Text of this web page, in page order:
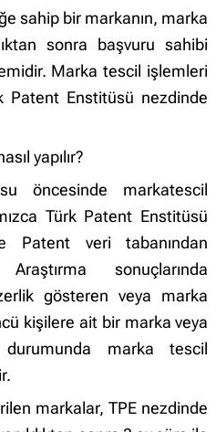
sahip bir markanın, marka
sonra başvuru sahibi
Marka tescil işlemleri
Patent Enstitüsü nezdinde
yapılır?
öncesinde markatescil
Türk Patent Enstitüsü
Patent veri tabanından
Araştırma sonuçlarında
gösteren veya marka
kişilere ait bir marka veya
durumunda marka tescil
markalar, TPE nezdinde